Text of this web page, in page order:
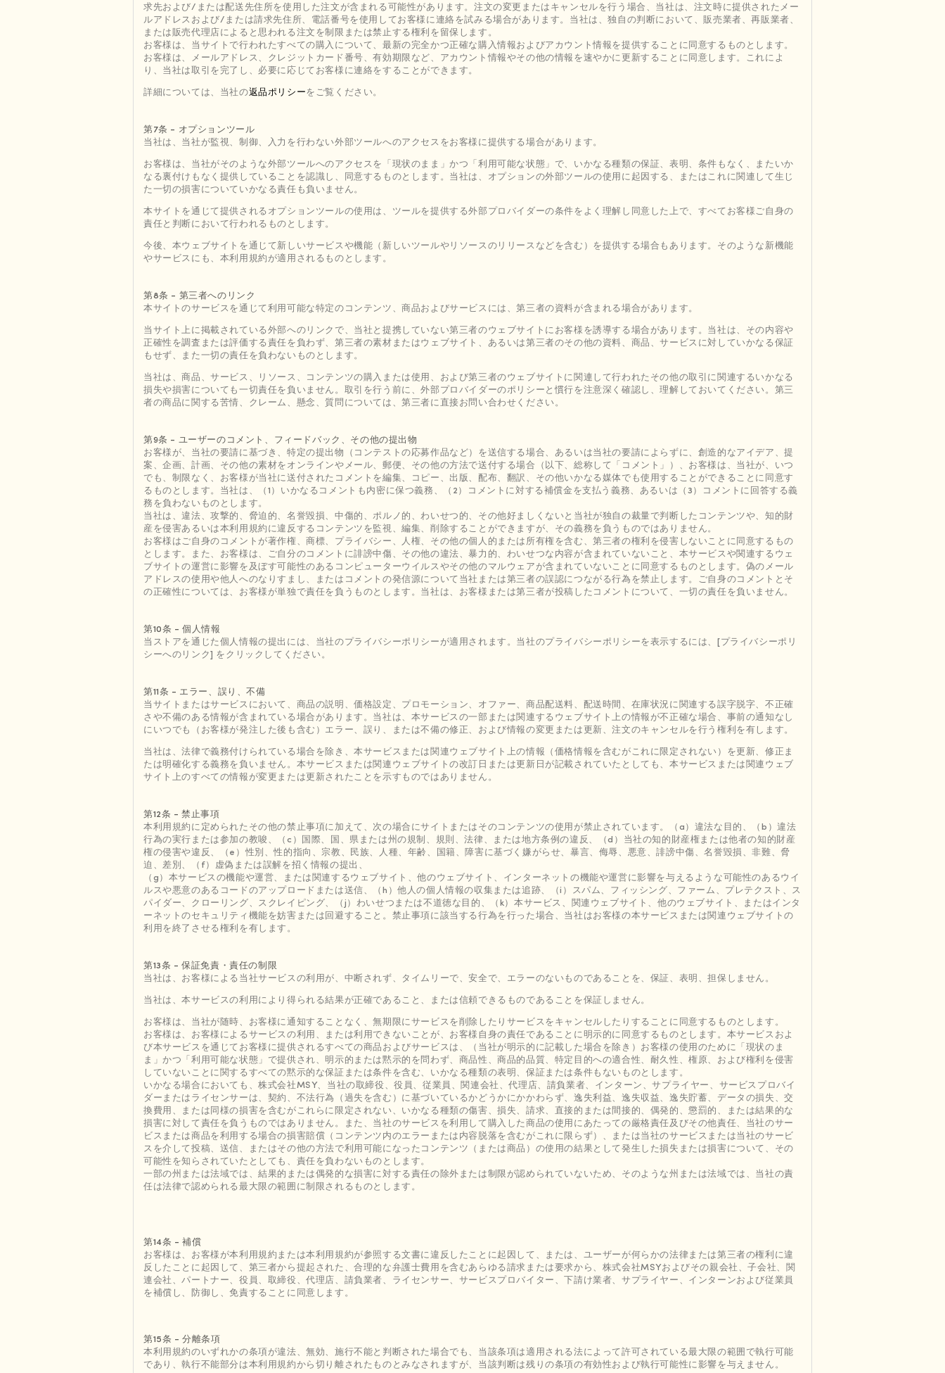
求先および/または配送先住所を使用した注文が含まれる可能性があります。注文の変更またはキャンセルを行う場合、当社は、注文時に提供されたメー
ルアドレスおよび/または請求先住所、電話番号を使用してお客様に連絡を試みる場合があります。当社は、独自の判断において、販売業者、再販業者、
または販売代理店によると思われる注文を制限または禁止する権利を留保します。
お客様は、当サイトで行われたすべての購入について、最新の完全かつ正確な購入情報およびアカウント情報を提供することに同意するものとします。
お客様は、メールアドレス、クレジットカード番号、有効期限など、アカウント情報やその他の情報を速やかに更新することに同意します。これによ
り、当社は取引を完了し、必要に応じてお客様に連絡をすることができます。
詳細については、当社の返品ポリシーをご覧ください。
第7条 - オプションツール
当社は、当社が監視、制御、入力を行わない外部ツールへのアクセスをお客様に提供する場合があります。
お客様は、当社がそのような外部ツールへのアクセスを「現状のまま」かつ「利用可能な状態」で、いかなる種類の保証、表明、条件もなく、またいか
なる裏付けもなく提供していることを認識し、同意するものとします。当社は、オプションの外部ツールの使用に起因する、またはこれに関連して生じ
た一切の損害についていかなる責任も負いません。
本サイトを通じて提供されるオプションツールの使用は、ツールを提供する外部プロバイダーの条件をよく理解し同意した上で、すべてお客様ご自身の
責任と判断において行われるものとします。
今後、本ウェブサイトを通じて新しいサービスや機能（新しいツールやリソースのリリースなどを含む）を提供する場合もあります。そのような新機能
やサービスにも、本利用規約が適用されるものとします。
第8条 - 第三者へのリンク
本サイトのサービスを通じて利用可能な特定のコンテンツ、商品およびサービスには、第三者の資料が含まれる場合があります。
当サイト上に掲載されている外部へのリンクで、当社と提携していない第三者のウェブサイトにお客様を誘導する場合があります。当社は、その内容や
正確性を調査または評価する責任を負わず、第三者の素材またはウェブサイト、あるいは第三者のその他の資料、商品、サービスに対していかなる保証
もせず、また一切の責任を負わないものとします。
当社は、商品、サービス、リソース、コンテンツの購入または使用、および第三者のウェブサイトに関連して行われたその他の取引に関連するいかなる
損失や損害についても一切責任を負いません。取引を行う前に、外部プロバイダーのポリシーと慣行を注意深く確認し、理解しておいてください。第三
者の商品に関する苦情、クレーム、懸念、質問については、第三者に直接お問い合わせください。
第9条 - ユーザーのコメント、フィードバック、その他の提出物
お客様が、当社の要請に基づき、特定の提出物（コンテストの応募作品など）を送信する場合、あるいは当社の要請によらずに、創造的なアイデア、提
案、企画、計画、その他の素材をオンラインやメール、郵便、その他の方法で送付する場合（以下、総称して「コメント」）、お客様は、当社が、いつ
でも、制限なく、お客様が当社に送付されたコメントを編集、コピー、出版、配布、翻訳、その他いかなる媒体でも使用することができることに同意す
るものとします。当社は、（1）いかなるコメントも内密に保つ義務、（2）コメントに対する補償金を支払う義務、あるいは（3）コメントに回答する義
務を負わないものとします。
当社は、違法、攻撃的、脅迫的、名誉毀損、中傷的、ポルノ的、わいせつ的、その他好ましくないと当社が独自の裁量で判断したコンテンツや、知的財
産を侵害あるいは本利用規約に違反するコンテンツを監視、編集、削除することができますが、その義務を負うものではありません。
お客様はご自身のコメントが著作権、商標、プライバシー、人権、その他の個人的または所有権を含む、第三者の権利を侵害しないことに同意するもの
とします。また、お客様は、ご自分のコメントに誹謗中傷、その他の違法、暴力的、わいせつな内容が含まれていないこと、本サービスや関連するウェ
ブサイトの運営に影響を及ぼす可能性のあるコンピューターウイルスやその他のマルウェアが含まれていないことに同意するものとします。偽のメール
アドレスの使用や他人へのなりすまし、またはコメントの発信源について当社または第三者の誤認につながる行為を禁止します。ご自身のコメントとそ
の正確性については、お客様が単独で責任を負うものとします。当社は、お客様または第三者が投稿したコメントについて、一切の責任を負いません。
第10条 - 個人情報
当ストアを通じた個人情報の提出には、当社のプライバシーポリシーが適用されます。当社のプライバシーポリシーを表示するには、[プライバシーポリ
シーへのリンク] をクリックしてください。
第11条 - エラー、誤り、不備
当サイトまたはサービスにおいて、商品の説明、価格設定、プロモーション、オファー、商品配送料、配送時間、在庫状況に関連する誤字脱字、不正確
さや不備のある情報が含まれている場合があります。当社は、本サービスの一部または関連するウェブサイト上の情報が不正確な場合、事前の通知なし
にいつでも（お客様が発注した後も含む）エラー、誤り、または不備の修正、および情報の変更または更新、注文のキャンセルを行う権利を有します。
当社は、法律で義務付けられている場合を除き、本サービスまたは関連ウェブサイト上の情報（価格情報を含むがこれに限定されない）を更新、修正ま
たは明確化する義務を負いません。本サービスまたは関連ウェブサイトの改訂日または更新日が記載されていたとしても、本サービスまたは関連ウェブ
サイト上のすべての情報が変更または更新されたことを示すものではありません。
第12条 - 禁止事項
本利用規約に定められたその他の禁止事項に加えて、次の場合にサイトまたはそのコンテンツの使用が禁止されています。（a）違法な目的、（b）違法
行為の実行または参加の教唆、（c）国際、国、県または州の規制、規則、法律、または地方条例の違反、（d）当社の知的財産権または他者の知的財産
権の侵害や違反、（e）性別、性的指向、宗教、民族、人種、年齢、国籍、障害に基づく嫌がらせ、暴言、侮辱、悪意、誹謗中傷、名誉毀損、非難、脅
迫、差別、（f）虚偽または誤解を招く情報の提出、
（g）本サービスの機能や運営、または関連するウェブサイト、他のウェブサイト、インターネットの機能や運営に影響を与えるような可能性のあるウイ
ルスや悪意のあるコードのアップロードまたは送信、（h）他人の個人情報の収集または追跡、（i）スパム、フィッシング、ファーム、プレテクスト、ス
パイダー、クローリング、スクレイピング、（j）わいせつまたは不道徳な目的、（k）本サービス、関連ウェブサイト、他のウェブサイト、またはインタ
ーネットのセキュリティ機能を妨害または回避すること。禁止事項に該当する行為を行った場合、当社はお客様の本サービスまたは関連ウェブサイトの
利用を終了させる権利を有します。
第13条 - 保証免責・責任の制限
当社は、お客様による当社サービスの利用が、中断されず、タイムリーで、安全で、エラーのないものであることを、保証、表明、担保しません。
当社は、本サービスの利用により得られる結果が正確であること、または信頼できるものであることを保証しません。
お客様は、当社が随時、お客様に通知することなく、無期限にサービスを削除したりサービスをキャンセルしたりすることに同意するものとします。
お客様は、お客様によるサービスの利用、または利用できないことが、お客様自身の責任であることに明示的に同意するものとします。本サービスおよ
び本サービスを通じてお客様に提供されるすべての商品およびサービスは、（当社が明示的に記載した場合を除き）お客様の使用のために「現状のま
ま」かつ「利用可能な状態」で提供され、明示的または黙示的を問わず、商品性、商品的品質、特定目的への適合性、耐久性、権原、および権利を侵害
していないことに関するすべての黙示的な保証または条件を含む、いかなる種類の表明、保証または条件もないものとします。
いかなる場合においても、株式会社MSY、当社の取締役、役員、従業員、関連会社、代理店、請負業者、インターン、サプライヤー、サービスプロバイ
ダーまたはライセンサーは、契約、不法行為（過失を含む）に基づいているかどうかにかかわらず、逸失利益、逸失収益、逸失貯蓄、データの損失、交
換費用、または同様の損害を含むがこれらに限定されない、いかなる種類の傷害、損失、請求、直接的または間接的、偶発的、懲罰的、または結果的な
損害に対して責任を負うものではありません。また、当社のサービスを利用して購入した商品の使用にあたっての厳格責任及びその他責任、当社のサー
ビスまたは商品を利用する場合の損害賠償（コンテンツ内のエラーまたは内容脱落を含むがこれに限らず）、または当社のサービスまたは当社のサービ
スを介して投稿、送信、またはその他の方法で利用可能になったコンテンツ（または商品）の使用の結果として発生した損失または損害について、その
可能性を知らされていたとしても、責任を負わないものとします。
一部の州または法域では、結果的または偶発的な損害に対する責任の除外または制限が認められていないため、そのような州または法域では、当社の責
任は法律で認められる最大限の範囲に制限されるものとします。
第14条 - 補償
お客様は、お客様が本利用規約または本利用規約が参照する文書に違反したことに起因して、または、ユーザーが何らかの法律または第三者の権利に違
反したことに起因して、第三者から提起された、合理的な弁護士費用を含むあらゆる請求または要求から、株式会社MSYおよびその親会社、子会社、関
連会社、パートナー、役員、取締役、代理店、請負業者、ライセンサー、サービスプロバイター、下請け業者、サプライヤー、インターンおよび従業員
を補償し、防御し、免責することに同意します。
第15条 - 分離条項
本利用規約のいずれかの条項が違法、無効、施行不能と判断された場合でも、当該条項は適用される法によって許可されている最大限の範囲で執行可能
であり、執行不能部分は本利用規約から切り離されたものとみなされますが、当該判断は残りの条項の有効性および執行可能性に影響を与えません。